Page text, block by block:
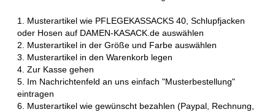
1. Musterartikel wie PFLEGEKASSACKS 40, Schlupfjacken
oder Hosen auf DAMEN-KASACK.de auswählen
2. Musterartikel in der Größe und Farbe auswählen
3. Musterartikel in den Warenkorb legen
4. Zur Kasse gehen
5. Im Nachrichtenfeld an uns einfach "Musterbestellung"
eintragen
6. Musterartikel wie gewünscht bezahlen (Paypal, Rechnung,